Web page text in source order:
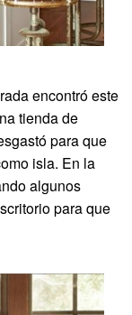
encontró este
tienda de
para que
isla. En la
algunos
para que